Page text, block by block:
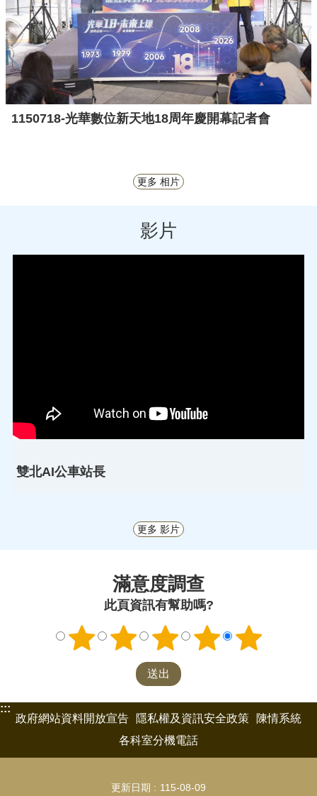
1150718-光華數位新天地18周年慶開幕記者會
更多 相片
影片
雙北AI公車站長
更多 影片
滿意度調查
此頁資訊有幫助嗎?
:::
政府網站資料開放宣告
隱私權及資訊安全政策
陳情系統
各科室分機電話
更新日期 115-08-09